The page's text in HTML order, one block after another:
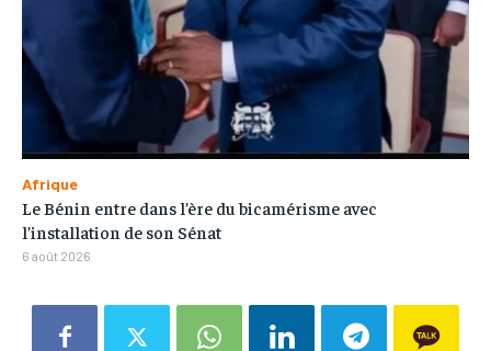
Afrique
Le Bénin entre dans l’ère du bicamérisme avec
l’installation de son Sénat
6 août 2026